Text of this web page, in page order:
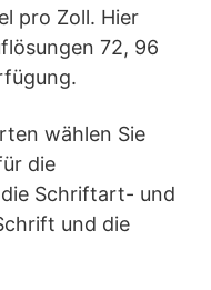
pro Zoll. Hier
72, 96
wählen Sie
die
Schriftart- und
und die